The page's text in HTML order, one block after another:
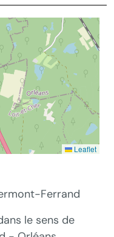
Leaflet
Ferrand
le sens de